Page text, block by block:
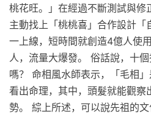
桃花旺。」在經過不斷測試與修
主動找上「桃桃喜」合作設計「
一上線，短時間就創造4億人使
人，流量大爆發。 俗話說，十
嗎？ 命相風水師表示，「毛相
看出命理，其中，頭髮就能觀察
勢。 綜上所述，可以說先祖的